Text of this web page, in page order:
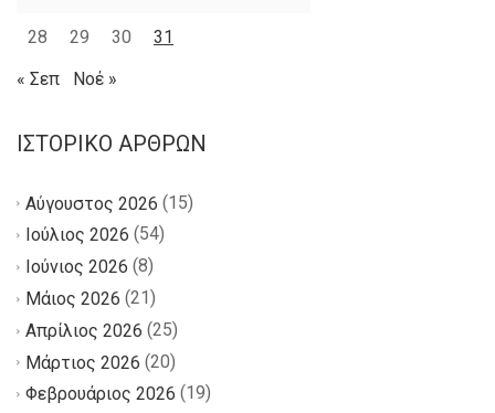
28 29 30
31
« Σεπ
Νοέ »
ΙΣΤΟΡΙΚΌ ΆΡΘΡΩΝ
Αύγουστος 2026 (15)
Ιούλιος 2026 (54)
Ιούνιος 2026 (8)
Μάιος 2026 (21)
Απρίλιος 2026 (25)
Μάρτιος 2026 (20)
Φεβρουάριος 2026 (19)